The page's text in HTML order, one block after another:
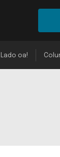
Lado oa!